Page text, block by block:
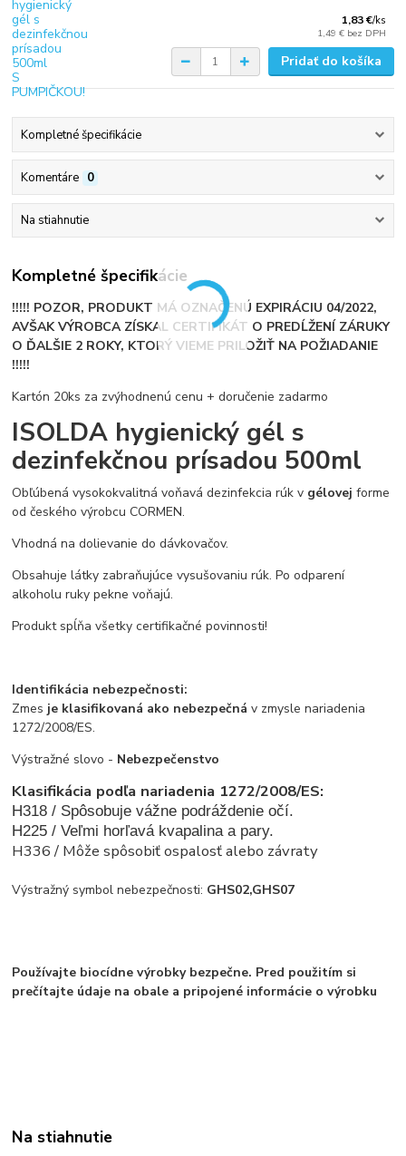
1,83 €/ks
1,49 € bez DPH
Pridať do košíka
Kompletné špecifikácie
Komentáre 0
Na stiahnutie
Kompletné špecifikácie
!!!!! POZOR, PRODUKT MÁ OZNAČENÚ EXPIRÁCIU 04/2022,
AVŠAK VÝROBCA ZÍSKAL CERTIFIKÁT O PREDĹŽENÍ ZÁRUKY
O ĎALŠIE 2 ROKY, KTORÝ VIEME PRILOŽIŤ NA POŽIADANIE
!!!!!
Kartón 20ks za zvýhodnenú cenu + doručenie zadarmo
ISOLDA hygienický gél s
dezinfekčnou prísadou 500ml
Obľúbená vysokokvalitná voňavá dezinfekcia rúk v gélovejforme
od českého výrobcu CORMEN.
Vhodná na dolievanie do dávkovačov.
Obsahuje látky zabraňujúce vysušovaniu rúk. Po odparení
alkoholu ruky pekne voňajú.
Produkt spĺňa všetky certifikačné povinnosti!
Identifikácia nebezpečnosti:
Zmes je klasifikovaná ako nebezpečná v zmysle nariadenia
1272/2008/ES.
Výstražné slovo - Nebezpečenstvo
Klasifikácia podľa nariadenia 1272/2008/ES:
H318 / Spôsobuje vážne podráždenie očí.
H225 / Veľmi horľavá kvapalina a pary.
H336 / Môže spôsobiť ospalosť alebo závraty
Výstražný symbol nebezpečnosti: GHS02,GHS07
Používajte biocídne výrobky bezpečne. Pred použitím si
prečítajte údaje na obale a pripojené informácie o výrobku
Na stiahnutie